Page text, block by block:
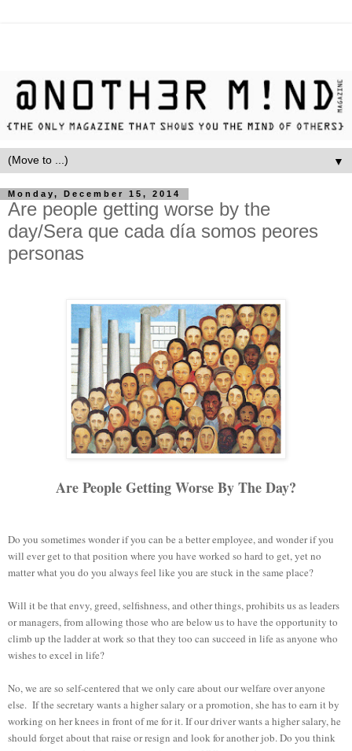
▼
Monday, December 15, 2014
Are people getting worse by the
day/Sera que cada día somos peores
personas
Are People Getting Worse By The Day?
Do you sometimeswonderif you can be a betteremployee,and wonder if you
will ever get to that position where you have worked so hard to get,yetno
matter what you do you always feel like you are stuckin the same place?
Will it be that envy, greed, selfishness, and other things,prohibits us asleaders
or managers,fromallowing those who are belowus to have the opportunity to
climb up the ladder at work so thatthey too can succeed in life asanyone who
wishes to excel in life?
No,we are so self-centered that we only care aboutourwelfare over anyone
else. Ifthe secretary wantsa higher salary or a promotion, she has to earn it by
working on her kneesin front of me for it.Ifour driverwantsa higher salary,he
should forgetaboutthat raise orresign and look for another job.Do you think